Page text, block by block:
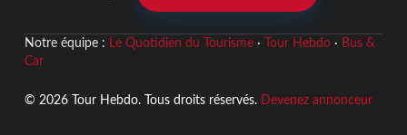
Notre équipe : Le Quotidien du Tourisme· Tour Hebdo· Bus &
Car
© 2026 Tour Hebdo. Tous droits réservés. Devenez annonceur